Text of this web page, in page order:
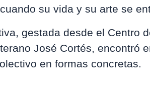
su vida y su arte se
gestada desde el Centro
José Cortés, encontró
en formas concretas.